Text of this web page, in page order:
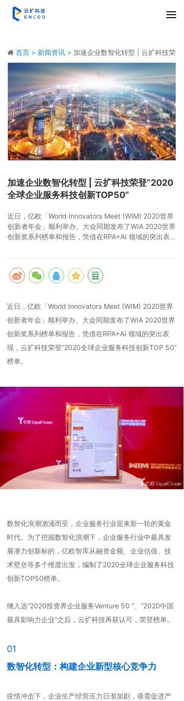
首页 > 新闻资讯 > 加速企业数智化转型 | 云扩科技荣
登“2020全球企业服务科技创新TOP50”
加速企业数智化转型 | 云扩科技荣登“2020
全球企业服务科技创新TOP50”
近日，亿欧「World Innovators Meet (WIM) 2020世界
创新者年会」顺利举办。大会同期发布了WIA 2020世界
创新奖系列榜单和报告，凭借在RPA+AI 领域的突出表
50”榜单。
近日，亿欧「World Innovators Meet (WIM) 2020世界
创新者年会」顺利举办。大会同期发布了WIA 2020世界
创新奖系列榜单和报告，凭借在RPA+AI 领域的突出表
现，云扩科技荣登“2020全球企业服务科技创新TOP 50”
榜单。
数智化浪潮汹涌而至，企业服务行业迎来新一轮的黄金
时代。为了挖掘数智化浪潮下，企业服务行业中最具发
展潜力创新标的，亿欧智库从融资金额、企业估值、技
术壁垒等多个维度出发，编制了2020全球企业服务科技
创新TOP50榜单。
继入选“2020投资界企业服务Venture 50 ”、“2020中国
最具影响力企业”之后，云扩科技再获认可，荣登榜单。
01
数智化转型：构建企业新型核心竞争力
疫情冲击下，企业生产经营压力日渐加剧，亟需促进产